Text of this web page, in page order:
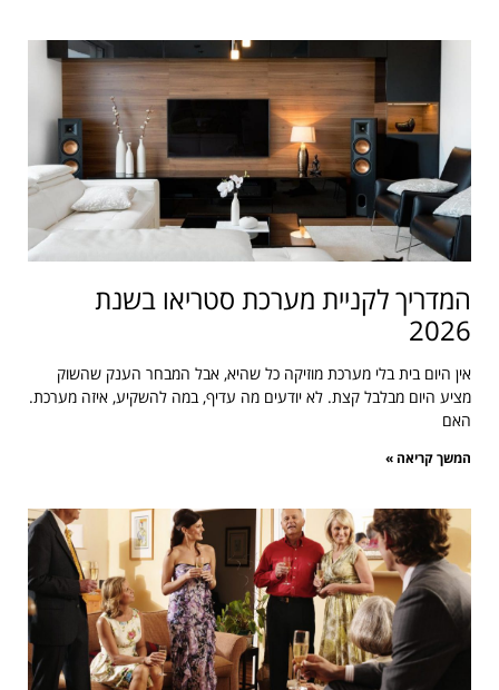
המדריך לקניית מערכת סטריאו בשנת
2026
אין היום בית בלי מערכת מוזיקה כל שהיא, אבל המבחר הענק שהשוק
מציע היום מבלבל קצת. לא יודעים מה עדיף, במה להשקיע, איזה מערכת.
האם
המשך קריאה »